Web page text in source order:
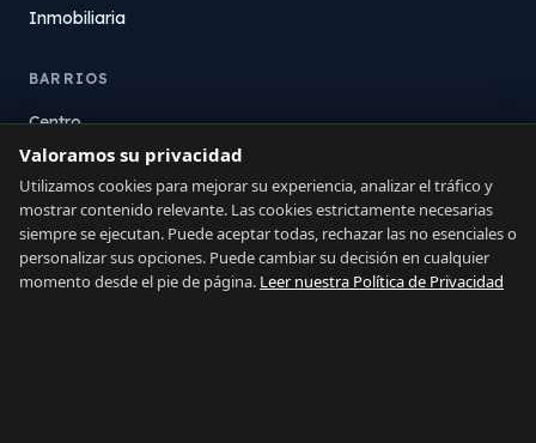
Inmobiliaria
BARRIOS
Centro
La Atunara
Poniente
El Zabal
Santa Margarita
La Alcaidesa
Valoramos su privacidad
Utilizamos cookies para mejorar su experiencia, analizar el tráfico y
mostrar contenido relevante. Las cookies estrictamente necesarias
siempre se ejecutan. Puede aceptar todas, rechazar las no esenciales o
personalizar sus opciones. Puede cambiar su decisión en cualquier
momento desde el pie de página. Leer nuestra Política de Privacidad